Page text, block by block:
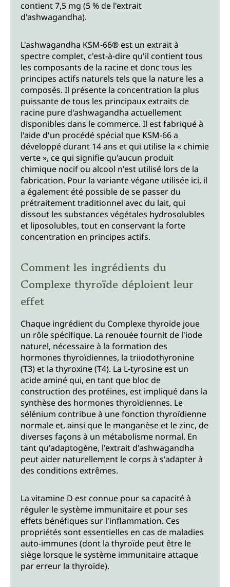
contient 7,5 mg (5 % de l'extrait
d'ashwagandha).
L'ashwagandha KSM-66® est un extrait à
spectre complet, c'est-à-dire qu'il contient tous
les composants de la racine et donc tous les
principes actifs naturels tels que la nature les a
composés. Il présente la concentration la plus
puissante de tous les principaux extraits de
racine pure d'ashwagandha actuellement
disponibles dans le commerce. Il est fabriqué à
l'aide d'un procédé spécial que KSM-66 a
développé durant 14 ans et qui utilise la « chimie
verte », ce qui signifie qu'aucun produit
chimique nocif ou alcool n'est utilisé lors de la
fabrication. Pour la variante végane utilisée ici, il
a également été possible de se passer du
prétraitement traditionnel avec du lait, qui
dissout les substances végétales hydrosolubles
et liposolubles, tout en conservant la forte
concentration en principes actifs.
Comment les ingrédients du
Complexe thyroïde déploient leur
effet
Chaque ingrédient du Complexe thyroïde joue
un rôle spécifique. La renouée fournit de l'iode
naturel, nécessaire à la formation des
hormones thyroïdiennes, la triiodothyronine
(T3) et la thyroxine (T4). La L-tyrosine est un
acide aminé qui, en tant que bloc de
construction des protéines, est impliqué dans la
synthèse des hormones thyroïdiennes. Le
sélénium contribue à une fonction thyroïdienne
normale et, ainsi que le manganèse et le zinc, de
diverses façons à un métabolisme normal. En
tant qu'adaptogène, l'extrait d'ashwagandha
peut aider naturellement le corps à s'adapter à
des conditions extrêmes.
La vitamine D est connue pour sa capacité à
réguler le système immunitaire et pour ses
effets bénéfiques sur l'inflammation. Ces
propriétés sont essentielles en cas de maladies
auto-immunes (dont la thyroïde peut être le
siège lorsque le système immunitaire attaque
par erreur la thyroïde).